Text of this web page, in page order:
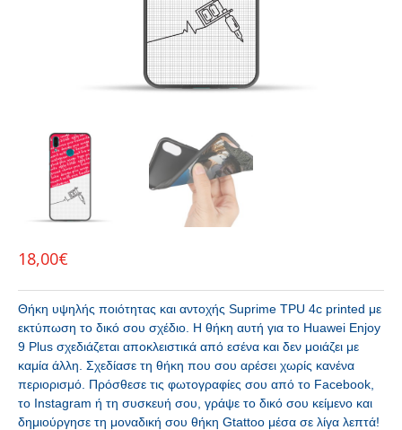
18,00€
Θήκη υψηλής ποιότητας και αντοχής Suprime TPU 4c printed με
εκτύπωση το δικό σου σχέδιο. H θήκη αυτή για το Huawei Enjoy
9 Plus σχεδιάζεται αποκλειστικά από εσένα και δεν μοιάζει με
καμία άλλη. Σχεδίασε τη θήκη που σου αρέσει χωρίς κανένα
περιορισμό. Πρόσθεσε τις φωτογραφίες σου από το Facebook,
το Instagram ή τη συσκευή σου, γράψε το δικό σου κείμενο και
δημιούργησε τη μοναδική σου θήκη Gtattoo μέσα σε λίγα λεπτά!